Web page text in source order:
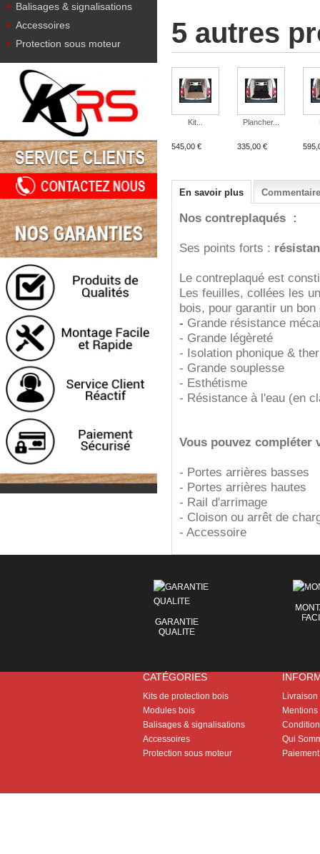
Balisages & signalisations
Accessoires
Protection sous moteur
5 autres
Kit...
545,00 €
Plancher...
335,00 €
En savoir plus
Nos contreplaqués :
Ses points forts :
Le contreplaqué est
Les feuilles, collées les
bois, pour garantir un
- Grande résistance
- Grande légèreté
- Isolation phonique &
- Grande souplesse
- Esthétisme
- Résistance à l'eau (en
Vous pouvez
- Portes arrières basses
- Portes arrières hautes
- Rail d'arrimage
- Cloison ou arrêt de
- Accessoire
GARANTIE
QUALITE
CATÉGORIES
Kits de protection bois
Modules bois
Balisages & signalisations
Accessoires
Protection sous moteur
Livraison
Qui